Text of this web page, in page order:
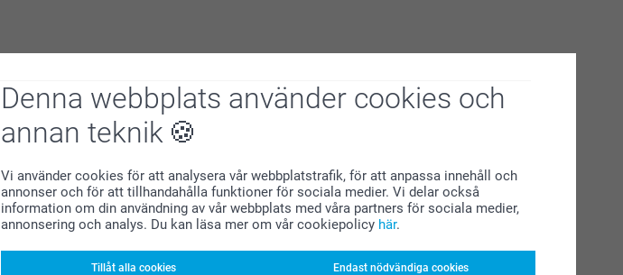
Denna webbplats använder cookies och
annan teknik
Vi använder cookies för att analysera vår webbplatstrafik, för att anpassa innehåll och
annonser och för att tillhandahålla funktioner för sociala medier. Vi delar också
information om din användning av vår webbplats med våra partners för sociala medier,
annonsering och analys. Du kan läsa mer om vår cookiepolicy här.
Tillåt alla cookies Endast nödvändiga cookies